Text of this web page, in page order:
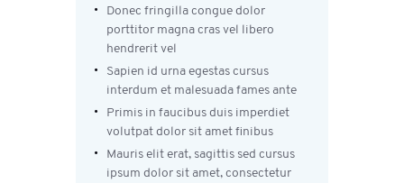
Donec fringilla congue dolor
porttitor magna cras vel libero
hendrerit vel
Sapien id urna egestas cursus
interdum et malesuada fames ante
Primis in faucibus duis imperdiet
volutpat dolor sit amet finibus
Mauris elit erat, sagittis sed cursus
ipsum dolor sit amet, consectetur